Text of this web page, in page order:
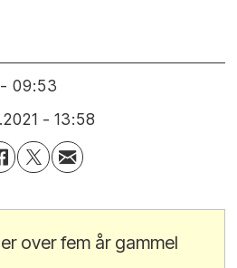
- 09:53
- 13:58
over fem år gammel